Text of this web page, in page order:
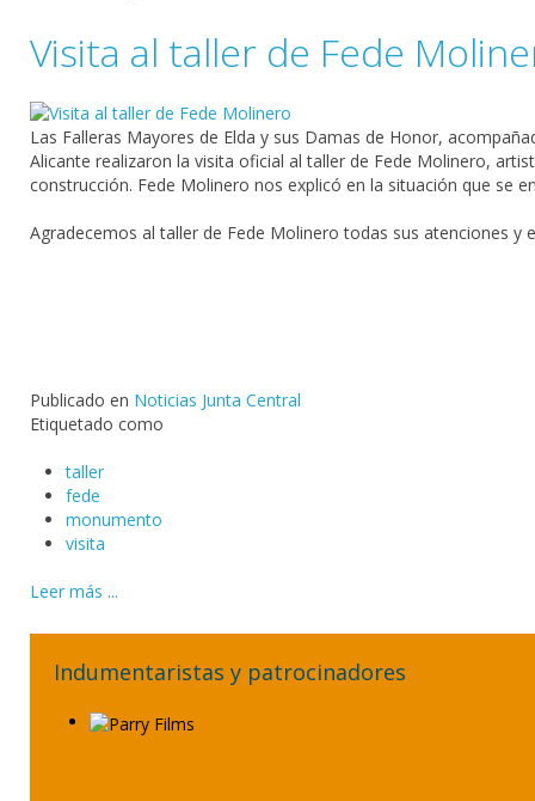
Visita al taller de Fede
Las Falleras Mayores de Elda y sus Damas de Honor,
Alicante realizaron la visita oficial al taller de Fede Molinero,
construcción. Fede Molinero nos explicó en la situación que se
Agradecemos al taller de Fede Molinero todas sus atenciones
Publicado en Noticias Junta Central
Etiquetado como
taller
fede
monumento
visita
Leer más ...
Indumentaristas y patrocinadores